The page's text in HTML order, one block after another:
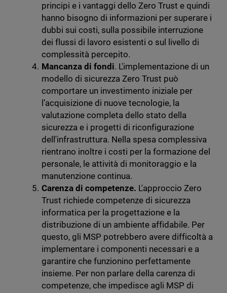
principi e i vantaggi dello Zero Trust e quindi
hanno bisogno di informazioni per superare i
dubbi sui costi, sulla possibile interruzione
dei flussi di lavoro esistenti o sul livello di
complessità percepito.
Mancanza di fondi. L'implementazione di un
modello di sicurezza Zero Trust può
comportare un investimento iniziale per
l’acquisizione di nuove tecnologie, la
valutazione completa dello stato della
sicurezza e i progetti di riconfigurazione
dell'infrastruttura. Nella spesa complessiva
rientrano inoltre i costi per la formazione del
personale, le attività di monitoraggio e la
manutenzione continua.
Carenza di competenze. L'approccio Zero
Trust richiede competenze di sicurezza
informatica per la progettazione e la
distribuzione di un ambiente affidabile. Per
questo, gli MSP potrebbero avere difficoltà a
implementare i componenti necessari e a
garantire che funzionino perfettamente
insieme. Per non parlare della carenza di
competenze, che impedisce agli MSP di